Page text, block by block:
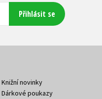
Přihlásit se
Knižní novinky
Dárkové poukazy